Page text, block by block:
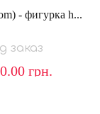
- фигурка h...
заказ
грн.